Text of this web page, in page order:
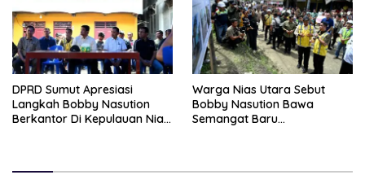
DPRD Sumut Apresiasi
Langkah Bobby Nasution
Berkantor Di Kepulauan Nias,
Warga Nias Utara Sebut
Bobby Nasution Bawa
Semangat Baru